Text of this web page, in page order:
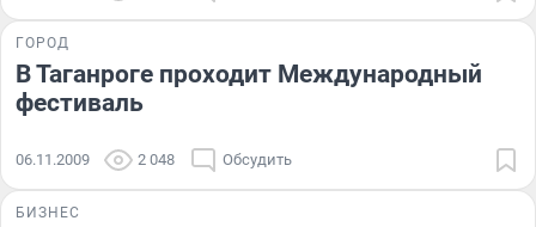
ГОРОД
В Таганроге проходит Международный
фестиваль
06.11.2009 2 048 Обсудить
БИЗНЕС